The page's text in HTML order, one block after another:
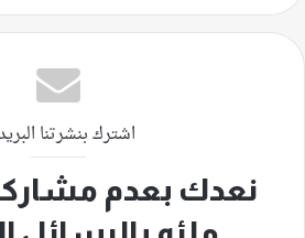
اشترك بنشرتنا
نعدك بعدم